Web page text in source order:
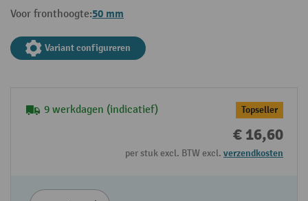
Voor fronthoogte:50 mm
Variant configureren
9 werkdagen (indicatief) Topseller
€ 16,60
per stuk excl. BTW excl. verzendkosten